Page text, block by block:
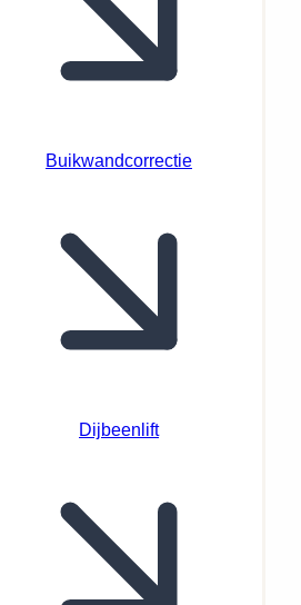
Buikwandcorrectie
Dijbeenlift